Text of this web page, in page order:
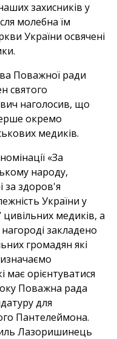
захисників у
молебна їм
України освячені
Поважної ради
святого
наголосив, що
окремо
медиків.
«За
народу,
за здоров'я
України у
цивільних медиків, а
закладено
громадян які
має орієнтуватися
Поважна рада
для
Пантелеймона.
Лазоришинець